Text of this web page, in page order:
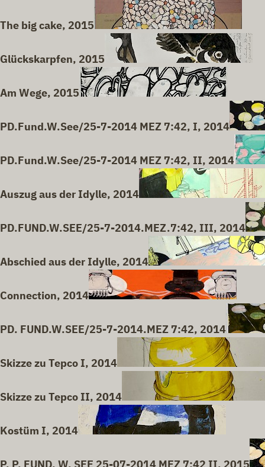
The big cake, 2015
Glückskarpfen, 2015
Am Wege, 2015
PD.Fund.W.See/25-7-2014 MEZ 7:42, I, 2014
PD.Fund.W.See/25-7-2014 MEZ 7:42, II, 2014
Auszug aus der Idylle, 2014
PD.FUND.W.SEE/25-7-2014.MEZ.7:42, III, 2014
Abschied aus der Idylle, 2014
Connection, 2014
PD. FUND.W.SEE/25-7-2014.MEZ 7:42, 2014
Skizze zu Tepco I, 2014
Skizze zu Tepco II, 2014
Kostüm I, 2014